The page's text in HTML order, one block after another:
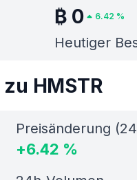
₿ 0 6.42 %
Heutiger
HMSTR
Preisänderung
+6.42 %